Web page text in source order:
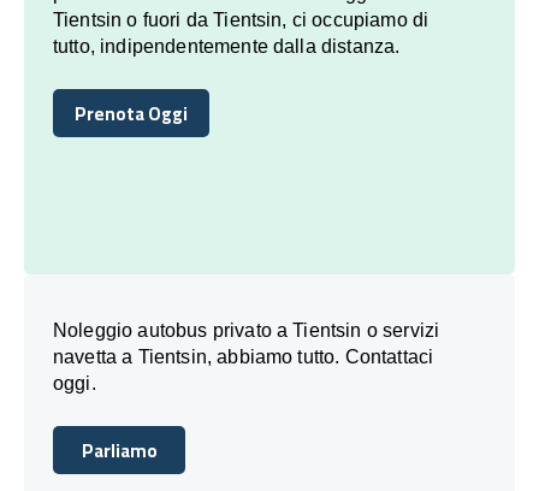
Tientsin o fuori da Tientsin, ci occupiamo di
tutto, indipendentemente dalla distanza.
Prenota Oggi
Prenota Oggi
Noleggio autobus privato a Tientsin o servizi
navetta a Tientsin, abbiamo tutto. Contattaci
oggi.
Parliamo
Parliamo